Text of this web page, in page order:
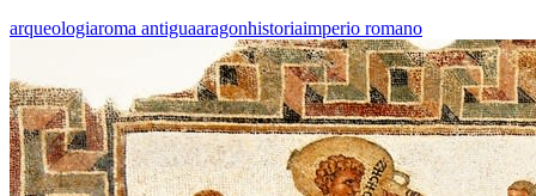
arqueologiaroma antiguaaragonhistoriaimperio romano